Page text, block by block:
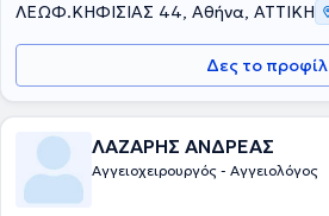
ΛΕΩΦ.ΚΗΦΙΣΙΑΣ 44, Αθήνα, ΑΤΤΙΚΗ
Δες το προφίλ
ΛΑΖΑΡΗΣ ΑΝΔΡΕΑΣ
Αγγειοχειρουργός - Αγγειολόγος